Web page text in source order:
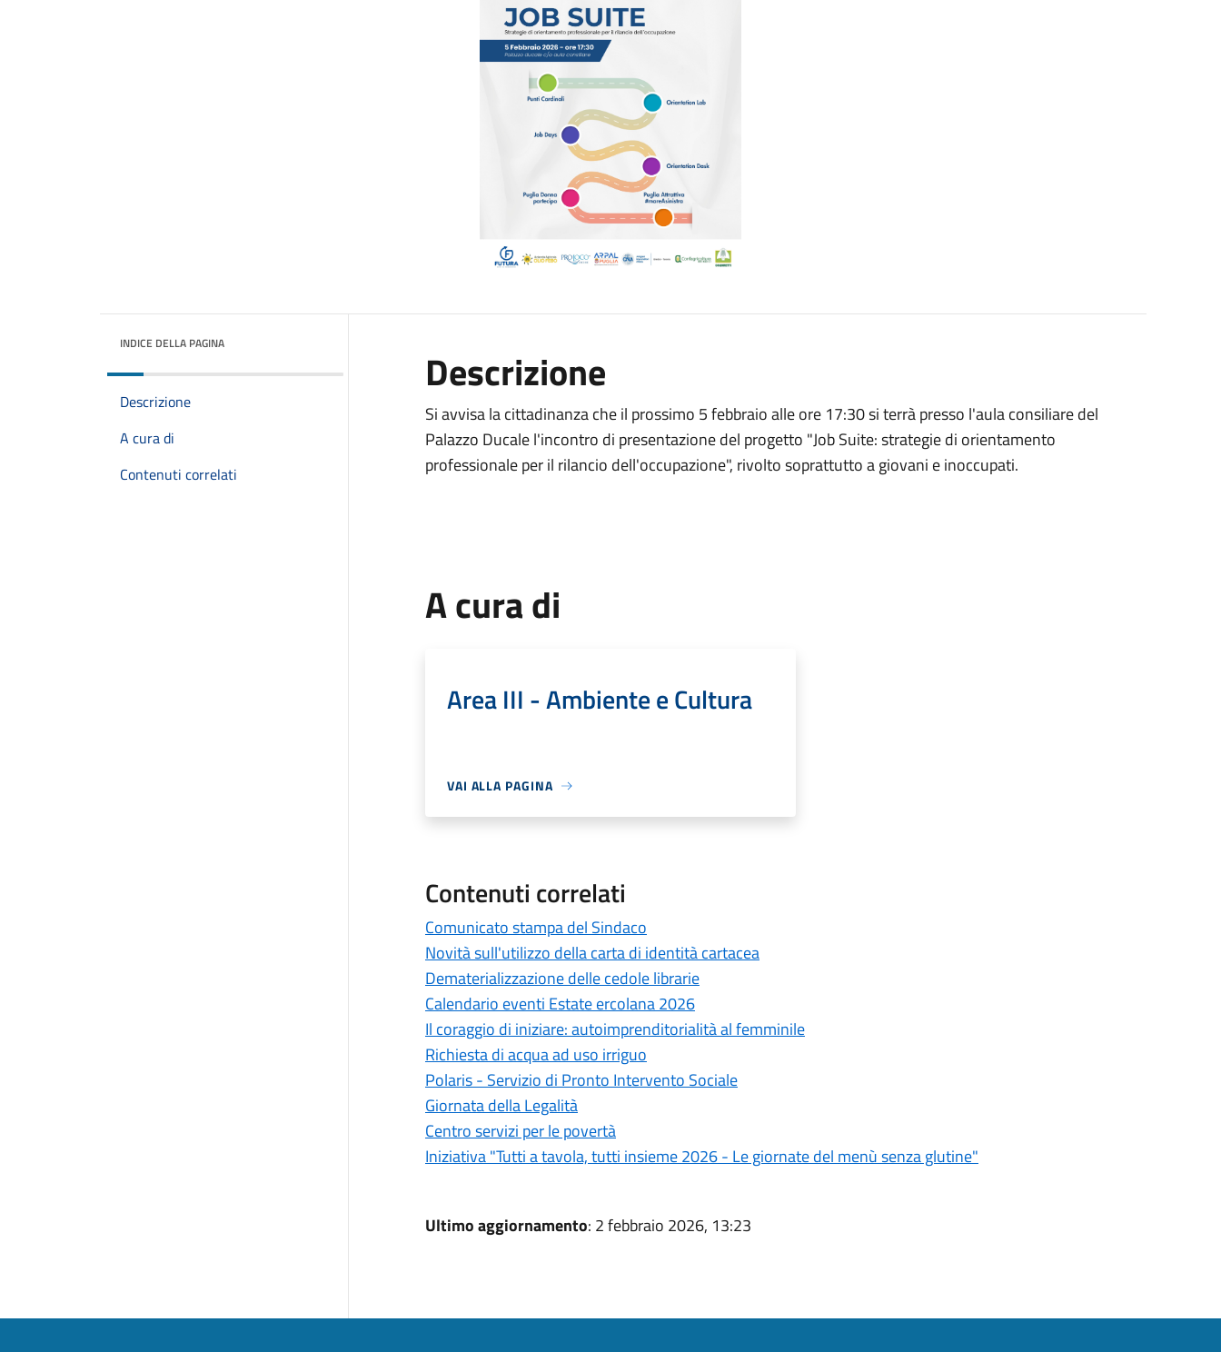
INDICE DELLA PAGINA
Descrizione
A cura di
Contenuti correlati
Descrizione
Si avvisa la cittadinanza che il prossimo 5 febbraio alle ore 17:30 si terrà presso l'aula consiliare del
Palazzo Ducale l'incontro di presentazione del progetto "Job Suite: strategie di orientamento
professionale per il rilancio dell'occupazione", rivolto soprattutto a giovani e inoccupati.
A cura di
Area III - Ambiente e Cultura
VAI ALLA PAGINA
Contenuti correlati
Comunicato stampa del Sindaco
Novità sull'utilizzo della carta di identità cartacea
Dematerializzazione delle cedole librarie
Calendario eventi Estate ercolana 2026
Il coraggio di iniziare: autoimprenditorialità al femminile
Richiesta di acqua ad uso irriguo
Polaris - Servizio di Pronto Intervento Sociale
Giornata della Legalità
Centro servizi per le povertà
Iniziativa "Tutti a tavola, tutti insieme 2026 - Le giornate del menù senza glutine"
Ultimo aggiornamento: 2 febbraio 2026, 13:23